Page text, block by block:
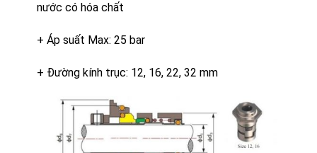
nước có hóa chất
+ Áp suất Max: 25 bar
+ Đường kính trục: 12, 16, 22, 32 mm